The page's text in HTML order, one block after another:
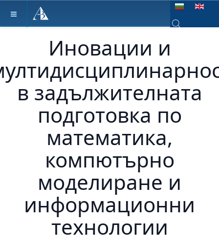
Изберете език
Иновации и
в задължителната
подготовка по
математика,
компютърно
моделиране и
информационни
технологии